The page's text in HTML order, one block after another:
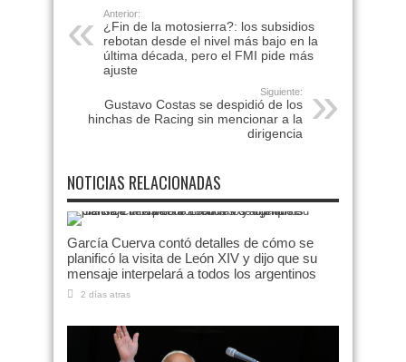
Anterior:
¿Fin de la motosierra?: los subsidios
rebotan desde el nivel más bajo en la
última década, pero el FMI pide más
ajuste
Siguiente:
Gustavo Costas se despidió de los
hinchas de Racing sin mencionar a la
dirigencia
NOTICIAS RELACIONADAS
García Cuerva contó detalles de cómo se
planificó la visita de León XIV y dijo que su
mensaje interpelará a todos los argentinos
2 días atras